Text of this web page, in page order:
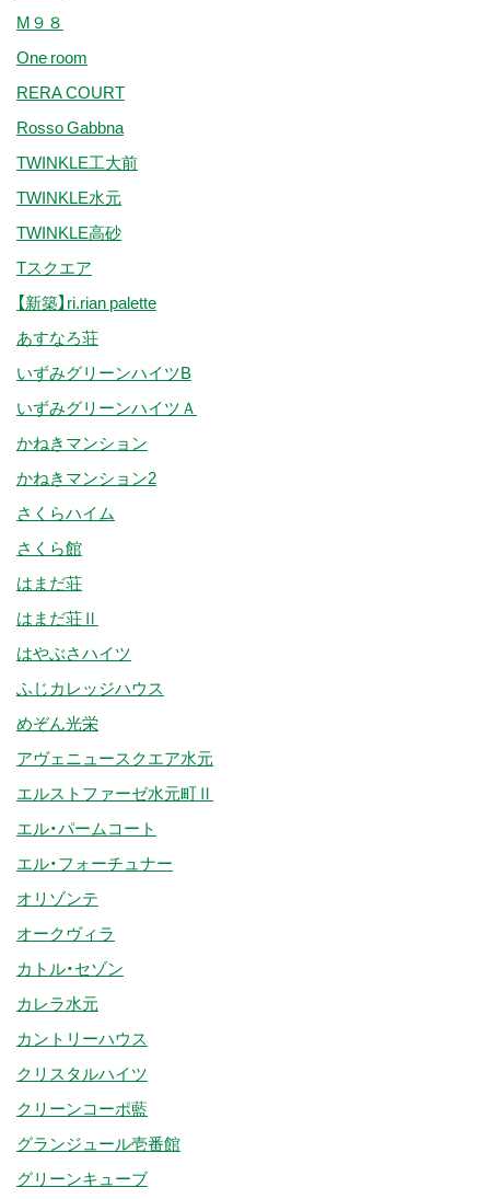
M９８
One room
RERA COURT
Rosso Gabbna
TWINKLE工大前
TWINKLE水元
TWINKLE高砂
Tスクエア
【新築】ri.rian palette
あすなろ荘
いずみグリーンハイツB
いずみグリーンハイツＡ
かねきマンション
かねきマンション2
さくらハイム
さくら館
はまだ荘
はまだ荘Ⅱ
はやぶさハイツ
ふじカレッジハウス
めぞん光栄
アヴェニュースクエア水元
エルストファーゼ水元町Ⅱ
エル・パームコート
エル・フォーチュナー
オリゾンテ
オークヴィラ
カトル・セゾン
カレラ水元
カントリーハウス
クリスタルハイツ
クリーンコーポ藍
グランジュール壱番館
グリーンキューブ